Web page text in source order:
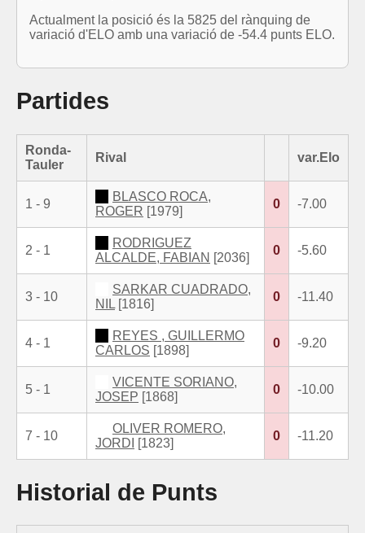
Actualment la posició és la 5825 del rànquing de
variació d'ELO amb una variació de -54.4 punts ELO.
Partides
Ronda-
Tauler
Rival var.Elo
1 - 9
BLASCO ROCA,
ROGER [1979]
0 -7.00
2 - 1
RODRIGUEZ
ALCALDE, FABIAN [2036]
0 -5.60
3 - 10
SARKAR CUADRADO,
NIL [1816]
0 -11.40
4 - 1
REYES , GUILLERMO
CARLOS [1898]
0 -9.20
5 - 1
VICENTE SORIANO,
JOSEP [1868]
0 -10.00
7 - 10
OLIVER ROMERO,
JORDI
[1823]
0 -11.20
Historial de Punts